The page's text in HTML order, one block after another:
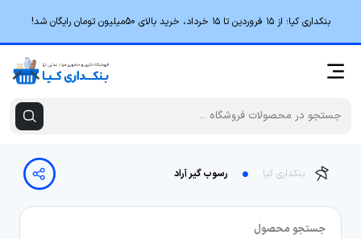
بنکداری کیا؛ از ۱۵ فروردین تا ۱۵ خرداد، خرید بالای 50میلیون تومان رایگان شد!
بنکداری کیا رسوب گیر آراد
جستجو محصول